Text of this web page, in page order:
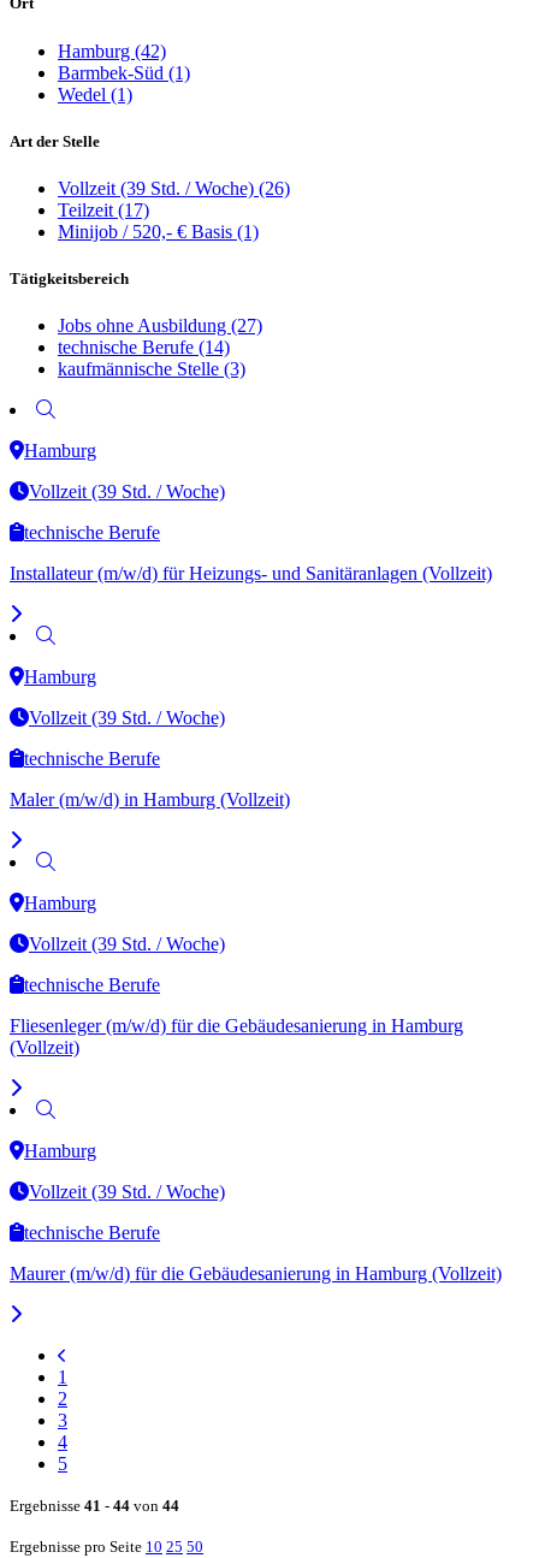
Hamburg (42)
Barmbek-Süd (1)
Wedel (1)
Art der Stelle
Vollzeit (39 Std. / Woche) (26)
Teilzeit (17)
Minijob / 520,- € Basis (1)
Tätigkeitsbereich
Jobs ohne Ausbildung (27)
technische Berufe (14)
kaufmännische Stelle (3)
Hamburg
Vollzeit (39 Std. / Woche)
technische Berufe
Installateur (m/w/d) für Heizungs- und Sanitäranlagen (Vollzeit)
Hamburg
Vollzeit (39 Std. / Woche)
technische Berufe
Maler (m/w/d) in Hamburg (Vollzeit)
Hamburg
Vollzeit (39 Std. / Woche)
technische Berufe
Fliesenleger (m/w/d) für die Gebäudesanierung in Hamburg
(Vollzeit)
Hamburg
Vollzeit (39 Std. / Woche)
technische Berufe
Maurer (m/w/d) für die Gebäudesanierung in Hamburg (Vollzeit)
1
2
3
4
5
Ergebnisse 41 - 44 von 44
Ergebnisse pro Seite 10 25 50